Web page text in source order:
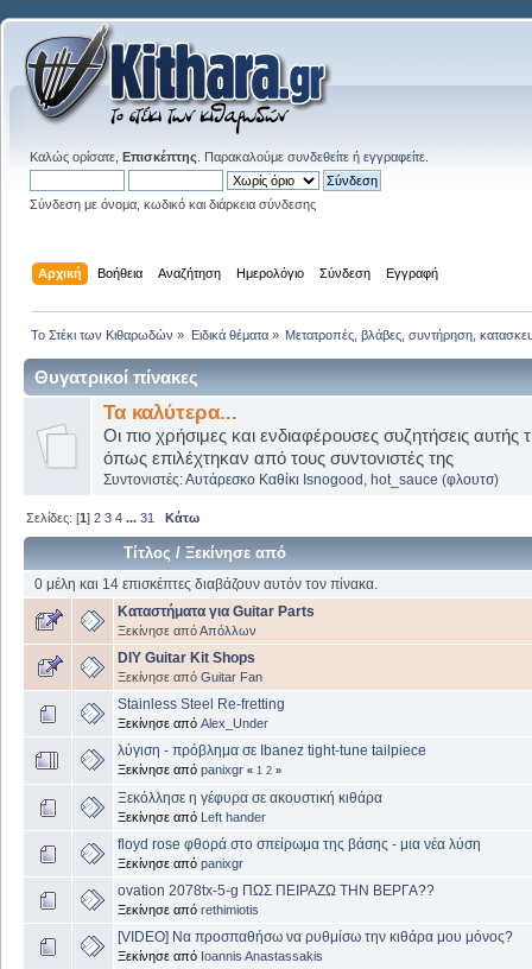
Καλώς ορίσατε, Επισκέπτης . Παρακαλούμε συνδεθείτε ή εγγραφείτε
Σύνδεση με όνομα, κωδικό και διάρκεια σύνδεσης
Αρχική Βοήθεια Αναζήτηση Ημερολόγιο Σύνδεση Εγγραφή
Το Στέκι των Κιθαρωδών » Ειδικά θέματα» Μετατροπές, βλάβες, συντήρηση,
Θυγατρικοί πίνακες
Τα καλύτερα...
Οι πιο χρήσιμες και ενδιαφέρουσες συζητήσεις αυτής
όπως επιλέχτηκαν από τους συντονιστές της
Συντονιστές:Αυτάρεσκο Καθίκι Isnogood hot_sauce (φλουτσ)
Σελίδες: [1]2 3 4 ...31 Κάτω
Τίτλος /Ξεκίνησε από
0 μέλη και 14 επισκέπτες διαβάζουν αυτόν τον πίνακα.
Καταστήματα για Guitar Parts
Ξεκίνησε απόΑπόλλων
DIY Guitar Kit Shops
Ξεκίνησε από Guitar Fan
Stainless Steel Re-fretting
Ξεκίνησε από Alex_Under
λύγιση - πρόβλημα σε Ibanez tight-tune tailpiece
Ξεκίνησε από panixgr « 1 2 »
Ξεκόλλησε η γέφυρα σε ακουστική κιθάρα
Ξεκίνησε από Left hander
floyd rose φθορά στο σπείρωμα της βάσης - μια νέα λύση
Ξεκίνησε από panixgr
ovation 2078tx-5-g ΠΩΣ ΠΕΙΡΑΖΩ ΤΗΝ ΒΕΡΓΑ??
Ξεκίνησε από rethimiotis
[VIDEO] Να προσπαθήσω να ρυθμίσω την κιθάρα μου μόνος?
Ξεκίνησε από Ioannis Anastassakis